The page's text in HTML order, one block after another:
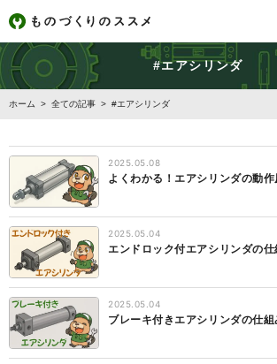
#エアシリンダ
ホーム > 全ての記事 > #エアシリンダ
2025.05.08
よくわかる！エアシリンダの動
2025.05.04
エンドロック付エアシリンダの
2025.05.04
ブレーキ付きエアシリンダの仕